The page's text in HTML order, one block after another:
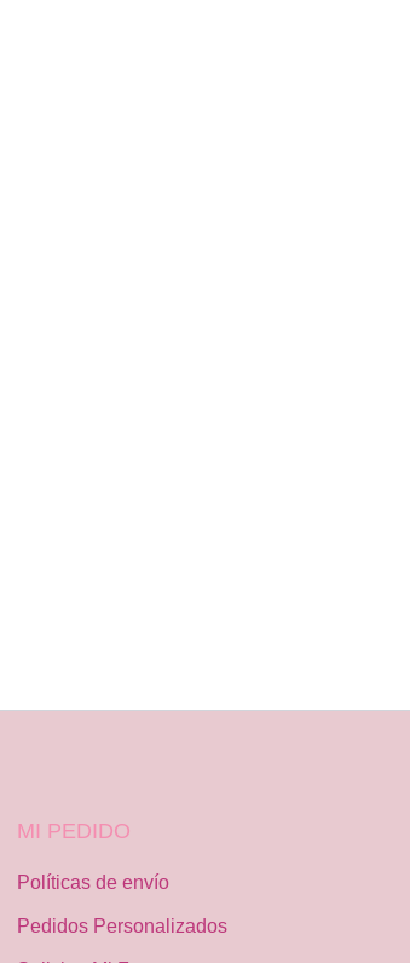
MI PEDIDO
Políticas de envío
Pedidos Personalizados